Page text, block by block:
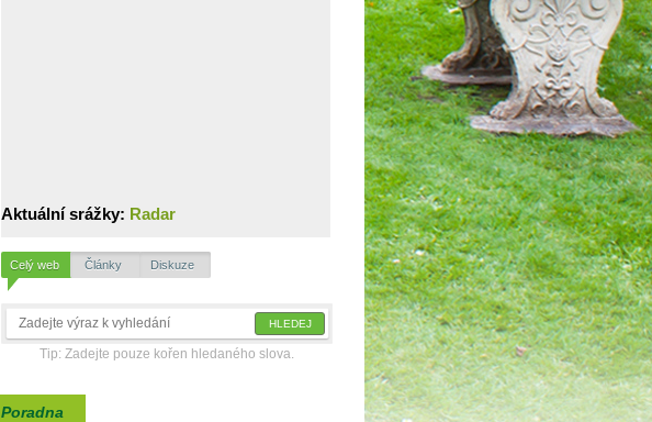
Aktuální srážky: Radar
Celý web Články Diskuze
Tip: Zadejte pouze kořen hledaného slova.
Poradna